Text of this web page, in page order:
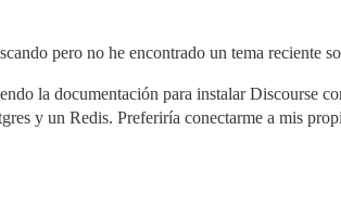
pero no he encontrado un tema reciente
la documentación para instalar Discourse
y un Redis. Preferiría conectarme a mis